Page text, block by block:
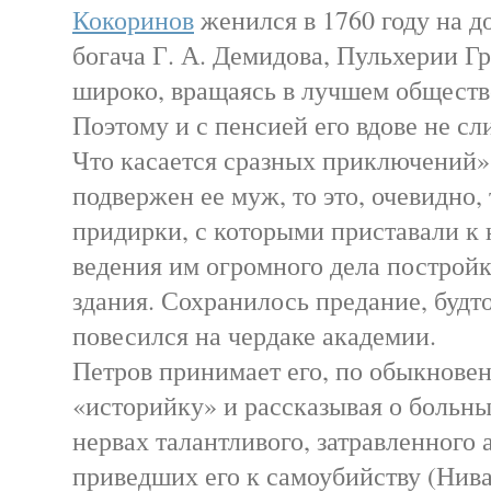
Кокориновженился в 1760 году на
богача Г. А. Демидова, Пульхерии
широко, вращаясь в лучшем
Поэтому и с пенсией его вдове не
Что касается сразных
подвержен ее муж, то это,
придирки, с которыми приставали к
ведения им огромного дела
здания. Сохранилось предание,
повесился на чердаке академии.
Петров принимает его, по
«историйку» и рассказывая о
нервах талантливого, затравленного
приведших его к самоубийству